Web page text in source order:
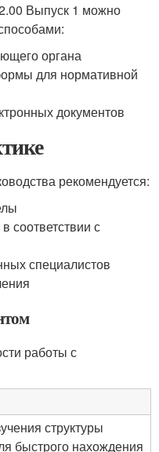
Выпуск 1 можно
органа
для нормативной
документов
рекомендуется:
соответствии с
специалистов
работы с
структуры
быстрого нахождения